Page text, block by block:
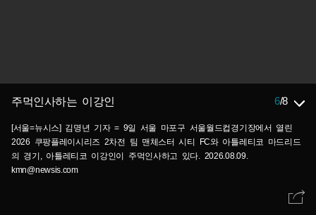
주먹인사하는 이강인 6/8
[서울=뉴시스] 김명년 기자 = 9일 서울 마포구 서울월드컵경기장에서 열린
2026 쿠팡플레이시리즈 2차전 팀 맨체스터 시티 FC와 아틀레티코 마드리드
의 경기, 아틀레티코 이강인이 주먹인사하고 있다. 2026.08.09.
kmn@newsis.com